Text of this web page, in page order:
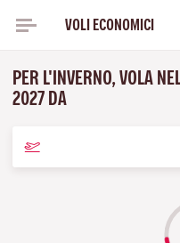
VOLI ECONOMICI
PER L'INVERNO, VOLA
2027 DA